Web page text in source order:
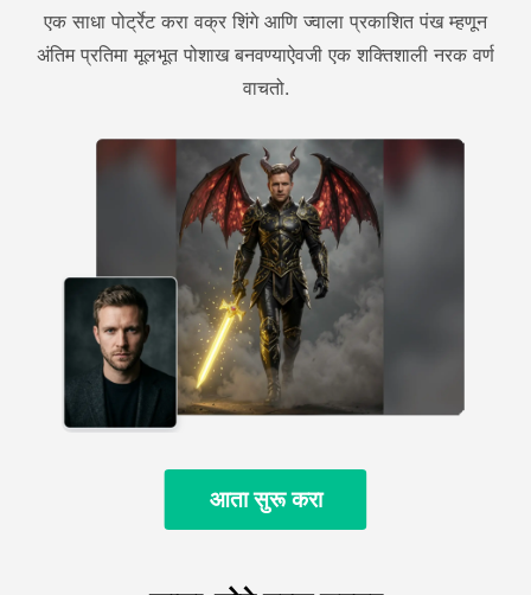
एक साधा पोर्ट्रेट करा वक्र शिंगे आणि ज्वाला प्रकाशित पंख म्हणून
अंतिम प्रतिमा मूलभूत पोशाख बनवण्याऐवजी एक शक्तिशाली नरक वर्ण
वाचतो.
आता सुरू करा